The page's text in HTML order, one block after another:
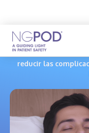
Permitir una
combatir la
reducir las